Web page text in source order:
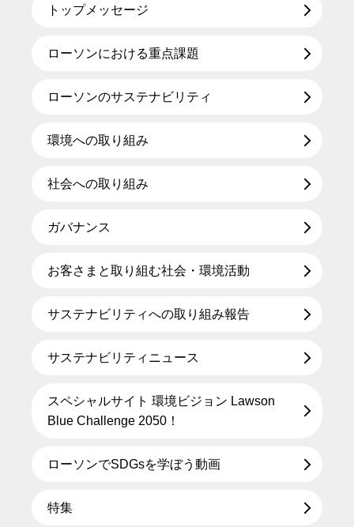
トップメッセージ
ローソンにおける重点課題
ローソンのサステナビリティ
環境への取り組み
社会への取り組み
ガバナンス
お客さまと取り組む社会・環境活動
サステナビリティへの取り組み報告
サステナビリティニュース
スペシャルサイト 環境ビジョン Lawson
Blue Challenge 2050！
ローソンでSDGsを学ぼう動画
特集